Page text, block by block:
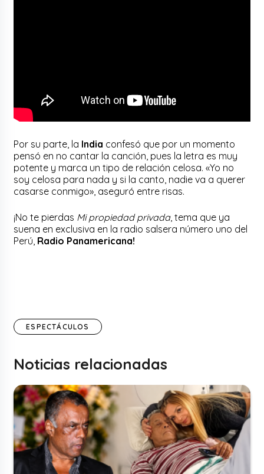
Por su parte, la India confesó que por un momento
pensó en no cantar la canción, pues la letra es muy
potente y marca un tipo de relación celosa. «Yo no
soy celosa para nada y si la canto, nadie va a querer
casarse conmigo», aseguró entre risas.
¡No te pierdas Mi propiedad privada, tema que ya
suena en exclusiva en la radio salsera número uno del
Perú, Radio Panamericana!
ESPECTÁCULOS
Noticias relacionadas